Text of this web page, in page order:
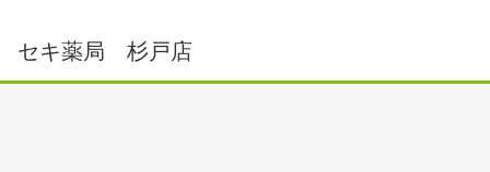
セキ薬局 杉戸店